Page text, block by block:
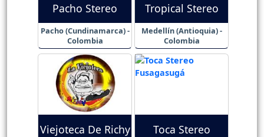
Pacho Stereo
Pacho (Cundinamarca) -
Colombia
Tropical Stereo
Medellín (Antioquia) -
Colombia
Viejoteca De Richy Toca Stereo